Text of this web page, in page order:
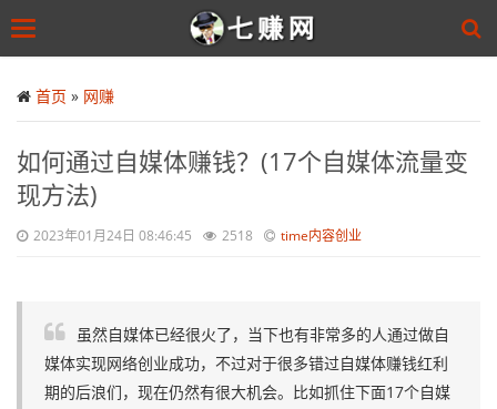
to
main
Toggle
首页 » 网赚
如何通过自媒体赚钱？(17个自媒体流量变
现方法)
2023年01月24日 08:46:45 2518 time内容创业
虽然自媒体已经很火了，当下也有非常多的人通过做自
媒体实现网络创业成功，不过对于很多错过自媒体赚钱红利
期的后浪们，现在仍然有很大机会。比如抓住下面17个自媒